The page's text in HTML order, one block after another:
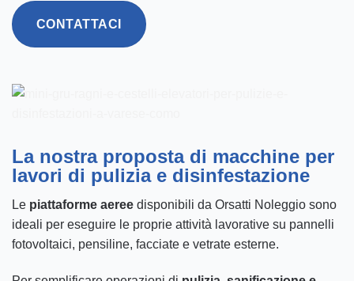
CONTATTACI
La nostra proposta di macchine per
lavori di pulizia e disinfestazione
Le piattaforme aeree disponibili da Orsatti Noleggio sono
ideali per eseguire le proprie attività lavorative su pannelli
fotovoltaici, pensiline, facciate e vetrate esterne.